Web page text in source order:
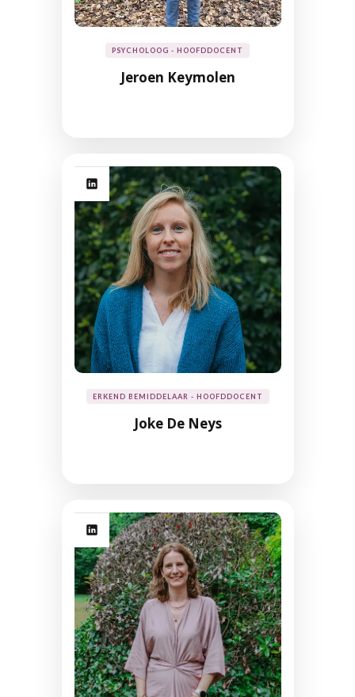
PSYCHOLOOG - HOOFDDOCENT
Jeroen Keymolen
ERKEND BEMIDDELAAR - HOOFDDOCENT
Joke De Neys